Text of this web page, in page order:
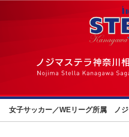
女子サッカー／WEリーグ所属 ノジ